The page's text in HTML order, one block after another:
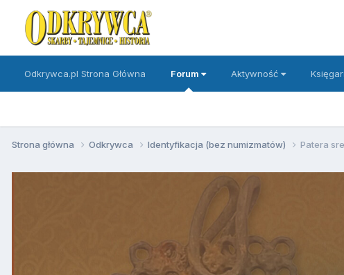
Odkrywca.pl Strona Główna Forum Aktywność
Strona główna Odkrywca Identyfikacja (bez numizmatów) Patera